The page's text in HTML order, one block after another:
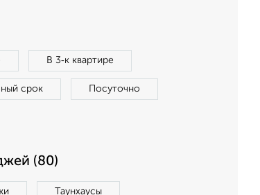
В 3‑к квартире
срок Посуточно
(80)
Таунхаусы